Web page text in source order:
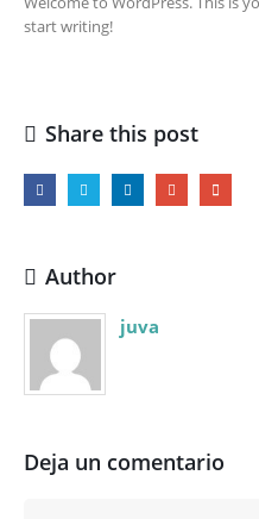
start writing!
Share this post
Author
juva
Deja un comentario